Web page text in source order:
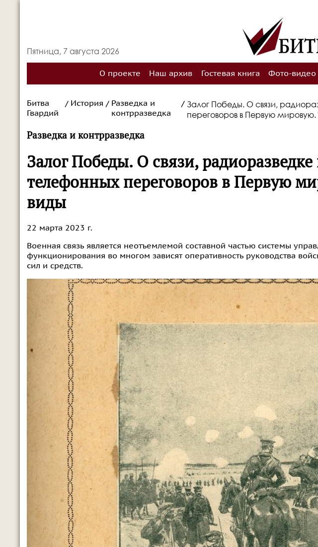
Пятница, 7 августа 2026
О проекте Наш архив Гостевая книга Фото-видео
Битва
Гвардий
/ История / Разведка и
контрразведка
/ Залог Победы. О связи,
переговоров в Первую мировую.
Разведка и контрразведка
Залог Победы. О связи,
телефонных переговоров в Первую
виды
22 марта 2023 г.
Военная связь является неотъемлемой составной частью системы
функционирования во многом зависят оперативность руководства
сил и средств.